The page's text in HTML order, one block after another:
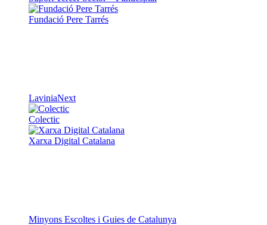
Fundació Pere Tarrés
LaviniaNext
Colectic
Xarxa Digital Catalana
Minyons Escoltes i Guies de Catalunya